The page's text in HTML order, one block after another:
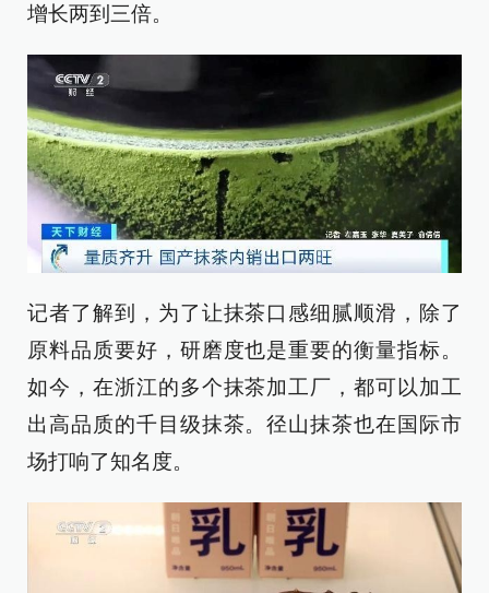
增长两到三倍。
记者了解到，为了让抹茶口感细腻顺滑，除了
原料品质要好，研磨度也是重要的衡量指标。
如今，在浙江的多个抹茶加工厂，都可以加工
出高品质的千目级抹茶。径山抹茶也在国际市
场打响了知名度。